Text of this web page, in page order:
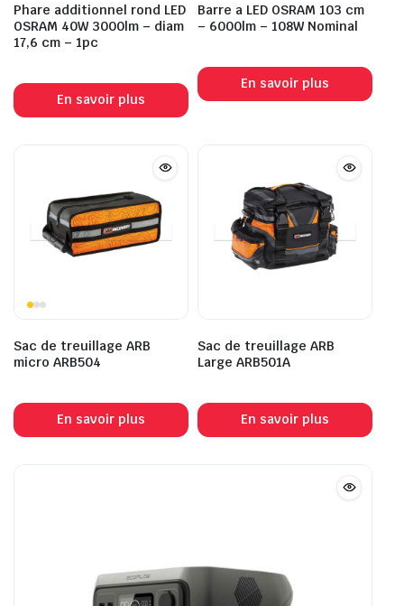
Phare additionnel rond LED
OSRAM 40W 3000lm – diam
17,6 cm – 1pc
En savoir plus
Barre a LED OSRAM 103 cm
– 6000lm – 108W Nominal
En savoir plus
Sac de treuillage ARB
micro ARB504
En savoir plus
Sac de treuillage ARB
Large ARB501A
En savoir plus